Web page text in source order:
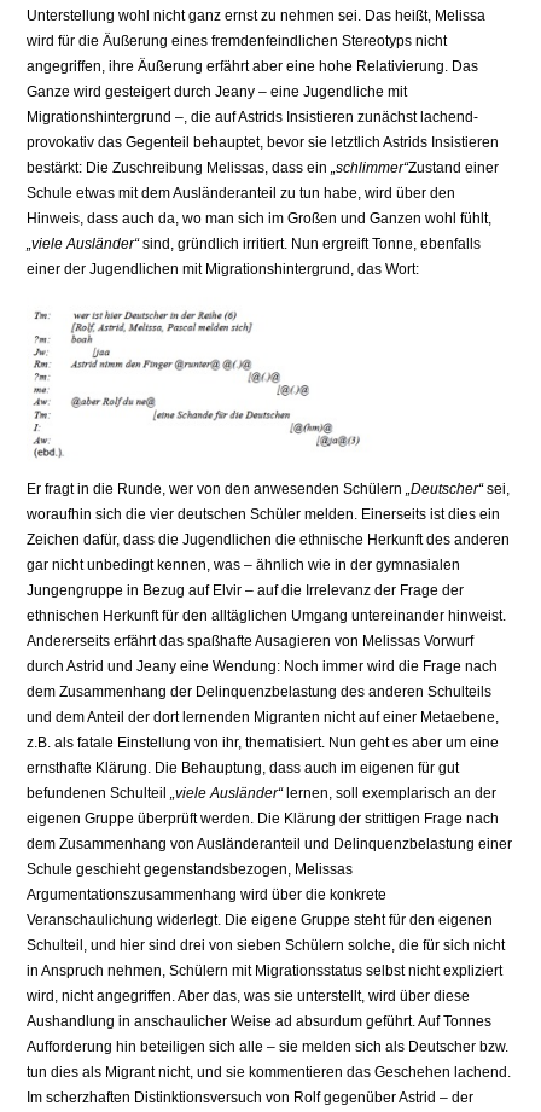
Unterstellung wohl nicht ganz ernst zu nehmen sei. Das heißt, Melissa
wird für die Äußerung eines fremdenfeindlichen Stereotyps nicht
angegriffen, ihre Äußerung erfährt aber eine hohe Relativierung. Das
Ganze wird gesteigert durch Jeany – eine Jugendliche mit
Migrationshintergrund –, die auf Astrids Insistieren zunächst lachend-
provokativ das Gegenteil behauptet, bevor sie letztlich Astrids Insistieren
bestärkt: Die Zuschreibung Melissas, dass ein„schlimmer“Zustand einer
Schule etwas mit dem Ausländeranteil zu tun habe, wird über den
Hinweis, dass auch da, wo man sich im Großen und Ganzen wohl fühlt,
„viele Ausländer“sind, gründlich irritiert. Nun ergreift Tonne, ebenfalls
einer der Jugendlichen mit Migrationshintergrund, das Wort:
Er fragt in die Runde, wer von den anwesenden Schülern„Deutscher“sei,
woraufhin sich die vier deutschen Schüler melden. Einerseits ist dies ein
Zeichen dafür, dass die Jugendlichen die ethnische Herkunft des anderen
gar nicht unbedingt kennen, was – ähnlich wie in der gymnasialen
Jungengruppe in Bezug auf Elvir – auf die Irrelevanz der Frage der
ethnischen Herkunft für den alltäglichen Umgang untereinander hinweist.
Andererseits erfährt das spaßhafte Ausagieren von Melissas Vorwurf
durch Astrid und Jeany eine Wendung: Noch immer wird die Frage nach
dem Zusammenhang der Delinquenzbelastung des anderen Schulteils
und dem Anteil der dort lernenden Migranten nicht auf einer Metaebene,
z.B. als fatale Einstellung von ihr, thematisiert. Nun geht es aber um eine
ernsthafte Klärung. Die Behauptung, dass auch im eigenen für gut
befundenen Schulteil„viele Ausländer“lernen, soll exemplarisch an der
eigenen Gruppe überprüft werden. Die Klärung der strittigen Frage nach
dem Zusammenhang von Ausländeranteil und Delinquenzbelastung einer
Schule geschieht gegenstandsbezogen, Melissas
Argumentationszusammenhang wird über die konkrete
Veranschaulichung widerlegt. Die eigene Gruppe steht für den eigenen
Schulteil, und hier sind drei von sieben Schülern solche, die für sich nicht
in Anspruch nehmen, Schülern mit Migrationsstatus selbst nicht expliziert
wird, nicht angegriffen. Aber das, was sie unterstellt, wird über diese
Aushandlung in anschaulicher Weise ad absurdum geführt. Auf Tonnes
Aufforderung hin beteiligen sich alle – sie melden sich als Deutscher bzw.
tun dies als Migrant nicht, und sie kommentieren das Geschehen lachend.
Im scherzhaften Distinktionsversuch von Rolf gegenüber Astrid – der